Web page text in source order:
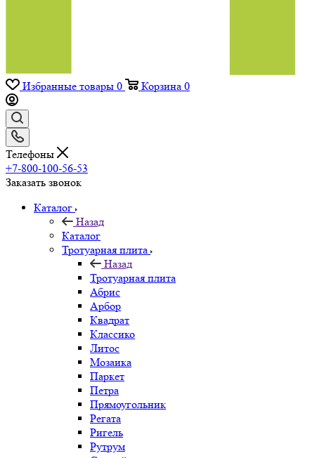
Избранные товары 0 Корзина 0
Телефоны
+7-800-100-56-53
Заказать звонок
Каталог
Назад
Каталог
Тротуарная плита
Назад
Тротуарная плита
Абрис
Арбор
Квадрат
Классико
Литос
Мозаика
Паркет
Петра
Прямоугольник
Регата
Ригель
Рутрум